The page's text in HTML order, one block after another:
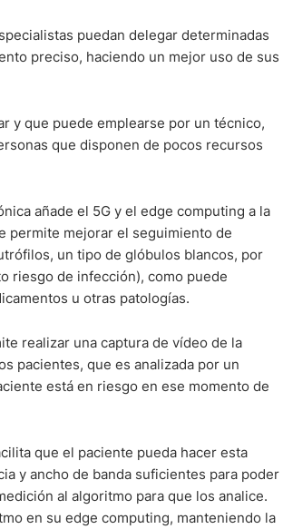
puedan delegar determinadas
preciso, haciendo un mejor uso de sus
y que puede emplearse por un técnico,
que disponen de pocos recursos
añade el 5G y el edge computing a la
permite mejorar el seguimiento de
un tipo de glóbulos blancos, por
riesgo de infección), como puede
u otras patologías.
realizar una captura de vídeo de la
pacientes, que es analizada por un
está en riesgo en ese momento de
que el paciente pueda hacer esta
y ancho de banda suficientes para poder
al algoritmo para que los analice.
en su edge computing, manteniendo la